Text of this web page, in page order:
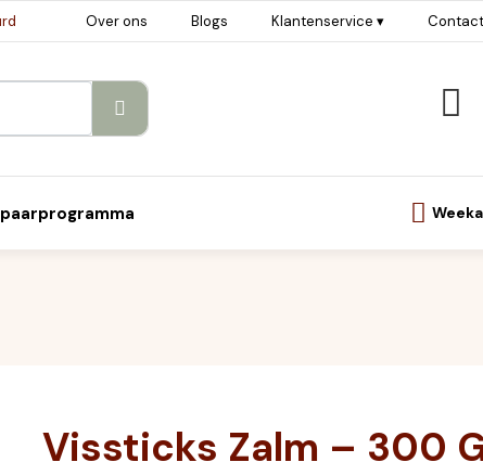
Over ons Blogs Klantenservice ▾ Contact
Vissticks Zalm – 300